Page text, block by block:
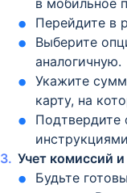
в мобильное
Перейдите в
Выберите
аналогичную.
Укажите
карту, на
Подтвердите
Учет комиссий и
Будьте